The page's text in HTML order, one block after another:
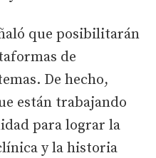
que posibilitarán
de
De hecho,
están trabajando
para lograr la
y la historia